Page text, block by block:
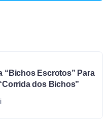
“Bichos Escrotos” Para
dos Bichos”